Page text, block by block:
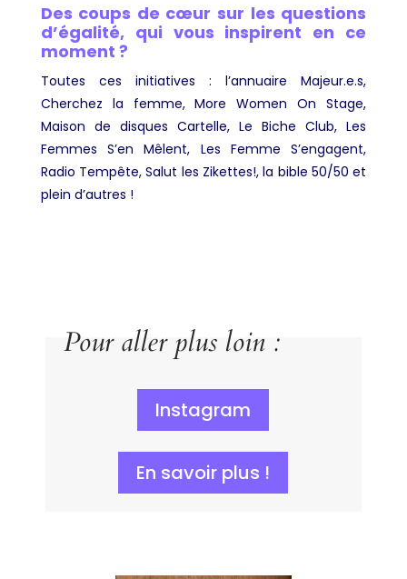
Des coups de cœur sur les questions
d’égalité, qui vous inspirent en ce
moment ?
Toutes ces initiatives : l’annuaire Majeur.e.s,
Cherchez la femme, More Women On Stage,
Maison de disques Cartelle, Le Biche Club, Les
Femmes S’en Mêlent, Les Femme S’engagent,
Radio Tempête, Salut les Zikettes!, la bible 50/50 et
plein d’autres !
Pour aller plus loin :
Instagram
En savoir plus !